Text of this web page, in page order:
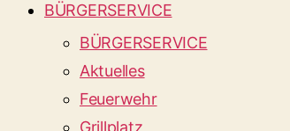
BÜRGERSERVICE
BÜRGERSERVICE
Aktuelles
Feuerwehr
Grillplatz